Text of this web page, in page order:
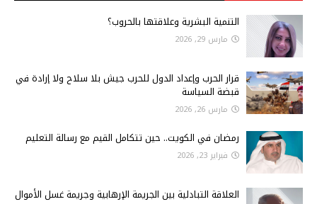
التنمية البشرية وعلاقتها بالحروب؟
مارس 29, 2026
قرار الحرب وإعداد الدول للحرب جيش بلا سلاح ولا إرادة في
قبضة السياسة
مارس 26, 2026
رمضان في الكويت.. حين تتكامل القيم مع رسالة التعليم
فبراير 23, 2026
العلاقة التبادلية بين الجريمة الإرهابية وجريمة غسل الأموال